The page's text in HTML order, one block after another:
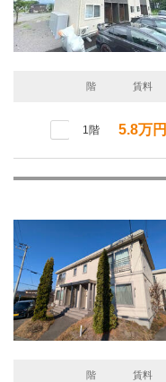
階 賃料
1階 5.8万円
階 賃料